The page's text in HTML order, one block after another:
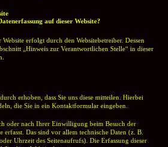
auf dieser Website?
erfolgt durch den Websitebetreiber. Dessen
„Hinweis zur Verantwortlichen Stelle“ in dieser
erhoben, dass Sie uns diese mitteilen. Hierbei
die Sie in ein Kontaktformular eingeben.
oder nach Ihrer Einwilligung beim Besuch der
erfasst. Das sind vor allem technische Daten (z. B.
Uhrzeit des Seitenaufrufs). Die Erfassung dieser